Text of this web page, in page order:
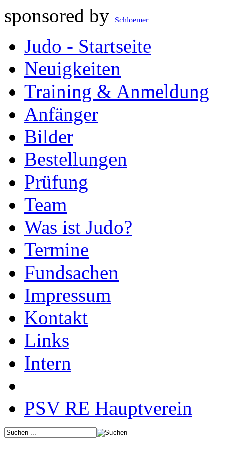
sponsored by
Judo - Startseite
Neuigkeiten
Training & Anmeldung
Anfänger
Bilder
Bestellungen
Prüfung
Team
Was ist Judo?
Termine
Fundsachen
Impressum
Kontakt
Links
Intern
PSV RE Hauptverein